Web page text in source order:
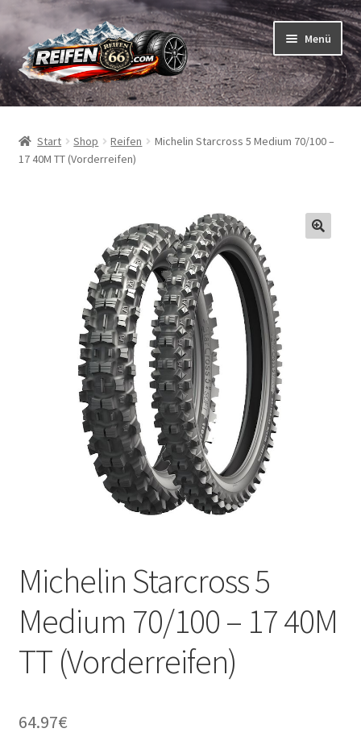
Zur
Navigation
springen
Zum
Inhalt
springen
Menü
Reifen
Schläuche
Reifentests
Start Shop Reifen
Michelin Starcross 5 Medium 70/100 –
17 40M TT (Vorderreifen)
Michelin Starcross 5
Medium 70/100 – 17 40M
TT (Vorderreifen)
64.97€